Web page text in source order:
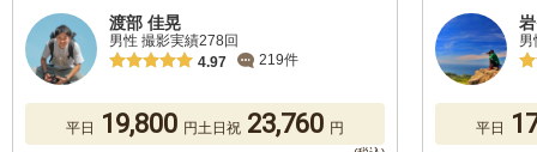
渡部 佳晃
男性 撮影実績278回
4.97
219件
平日 19,800 円土日祝 23,760 円 平日